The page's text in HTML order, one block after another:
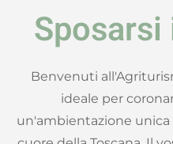
Benvenuti
ideale per
un'ambientazione